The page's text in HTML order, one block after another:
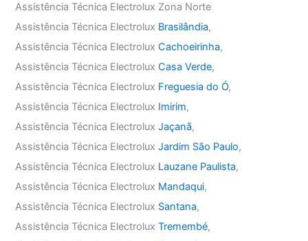
Assistência Técnica Electrolux Zona Norte
Assistência Técnica Electrolux Brasilândia,
Assistência Técnica ElectroluxCachoeirinha,
Assistência Técnica ElectroluxCasa Verde,
Assistência Técnica Electrolux Freguesia do Ó,
Assistência Técnica Electrolux Imirim,
Assistência Técnica ElectroluxJaçanã,
Assistência Técnica ElectroluxJardim São Paulo,
Assistência Técnica Electrolux Lauzane Paulista,
Assistência Técnica Electrolux Mandaqui,
Assistência Técnica Electrolux Santana,
Assistência Técnica ElectroluxTremembé,